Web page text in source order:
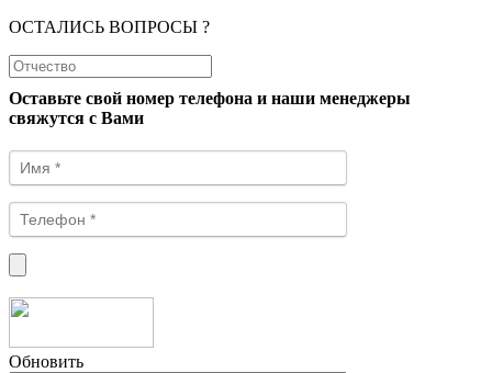
ОСТАЛИСЬ ВОПРОСЫ ?
Оставьте свой номер телефона и наши менеджеры
свяжутся с Вами
Обновить